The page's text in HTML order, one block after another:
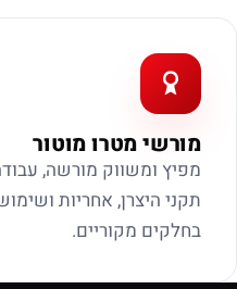
מורשי מטרו מוטור
מפיץ ומשווק מורשה,
תקני היצרן, אחריות
בחלקים מקוריים.